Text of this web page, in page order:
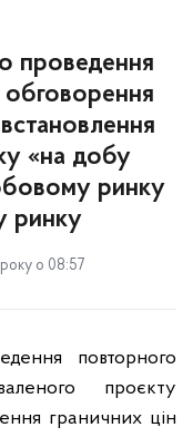
проведення
обговорення
«на добу
ринку
ринку
о 08:57
повторного
проєкту
граничних цін